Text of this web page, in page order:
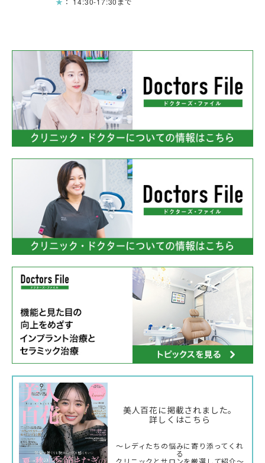
美人百花に掲載されました。
詳しくはこちら
〜レディたちの悩みに寄り添ってくれ
る
クリニックとサロンを厳選して紹介〜